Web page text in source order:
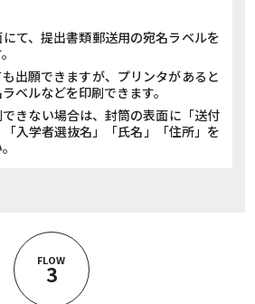
て、提出書類郵送用の宛名ラベルを
出願できますが、プリンタがあると
ベルなどを印刷できます。
きない場合は、封筒の表面に「送付
入学者選抜名」「氏名」「住所」を
FLOW
3